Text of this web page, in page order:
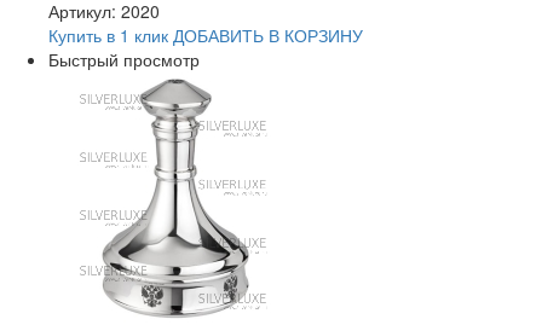
Артикул: 2020
Купить в 1 клик ДОБАВИТЬ В КОРЗИНУ
Быстрый просмотр